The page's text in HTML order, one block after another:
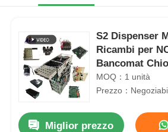
S2 Dispenser
Ricambi per
Bancomat
MOQ：1 unità
Prezzo：
Miglior prezzo